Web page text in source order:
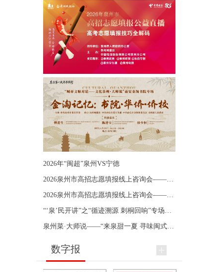
2026年“闽超”泉州VS宁德
数字报